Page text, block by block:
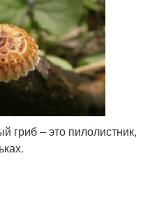
гриб – это пилолистник,